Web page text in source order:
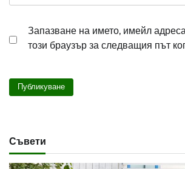
Запазване на името, имейл
този браузър за следващия път
Съвети